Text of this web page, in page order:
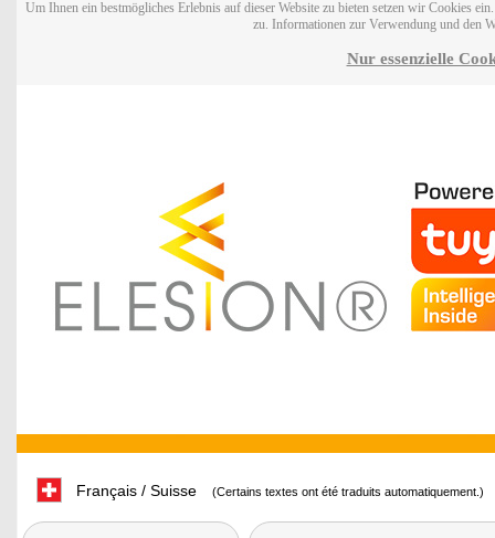
Um Ihnen ein bestmögliches Erlebnis auf dieser Website zu bieten setzen wir Cookies
zu. Informationen zur Verwendung und den
Nur essenzielle
Français / Suisse (Certains textes ont été traduits automatiquement.)